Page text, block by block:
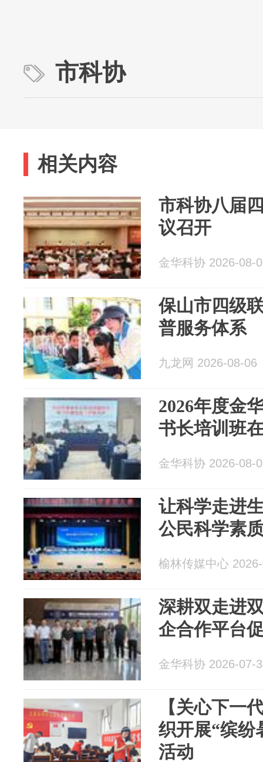
市科协
相关内容
市科协八届
议召开
金华科协 2026-08-
保山市四级
普服务体系
九龙网 2026-08-06
2026年度金
书长培训班
金华科协 2026-08-
让科学走进
公民科学素
榆林传媒中心
深耕双走进
企合作平台
金华科协 2026-07-
【关心下一
织开展“缤纷
活动